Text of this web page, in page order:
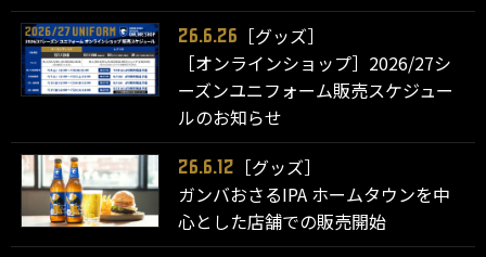
26.6.26
［グッズ］
［オンラインショップ］2026/27シ
ーズンユニフォーム販売スケジュー
ルのお知らせ
26.6.12
［グッズ］
ガンバおさるIPA ホームタウンを中
心とした店舗での販売開始